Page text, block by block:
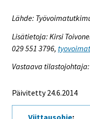
Lähde:
Lisätietoja: Kirsi
029 551 3796,
Vastaava
Päivitetty 24.6.2014